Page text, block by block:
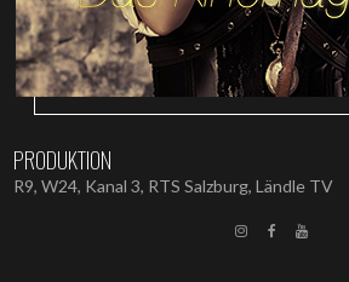
PRODUKTION
R9, W24, Kanal 3, RTS Salzburg, Ländle TV
  